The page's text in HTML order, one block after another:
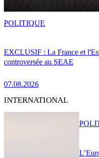
EXCLUSIF : La France et
controversée au SEAE
07.08.2026
POLITIQUE
INTERNATIONAL